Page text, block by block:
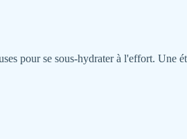
pour se sous-hydrater à l'effort. Une